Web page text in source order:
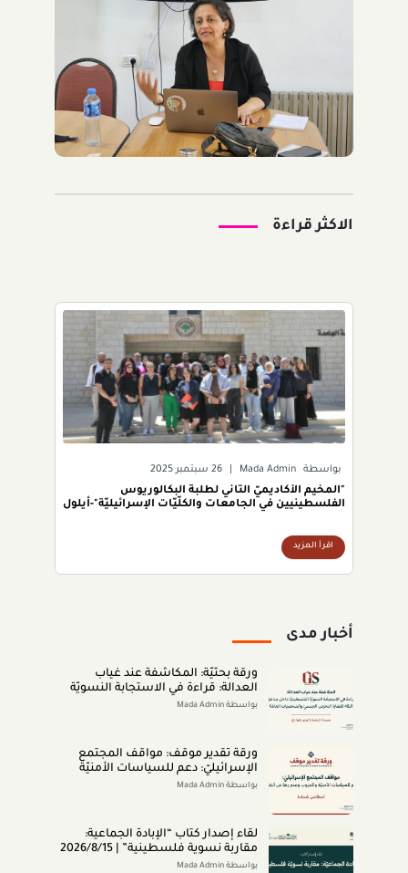
الاكثر قراءة
بواسطة Mada Admin 26 سبتمبر 2025
"المخيم الأكاديميّ الثاني لطلبة البكالوريوس
الفلسطينيين في الجامعات والكلّيّات الإسرائيليّة"-أيلول
اقرأ المزيد
أخبار مدى
ورقة بحثيّة: المكاشفة عند غياب
العدالة: قراءة في الاستجابة النسويّة
بواسطة Mada Admin
ورقة تقدير موقف: مواقف المجتمع
الإسرائيليّ: دعم للسياسات الأمنيّة
والحروب وعدم رضا عن النتائج (تمّوز
بواسطة Mada Admin
لقاء إصدار كتاب “اﻹﺑﺎدةّ اﻟﺠﻤﺎﻋﻴﺔ:
ﻣﻘﺎرﺑﺔ ﻧﺴﻮﻳﺔ ﻓﻠﺴﻄﻴﻨﻴﺔ” | 2026/8/15
|بواسطة Mada Admin